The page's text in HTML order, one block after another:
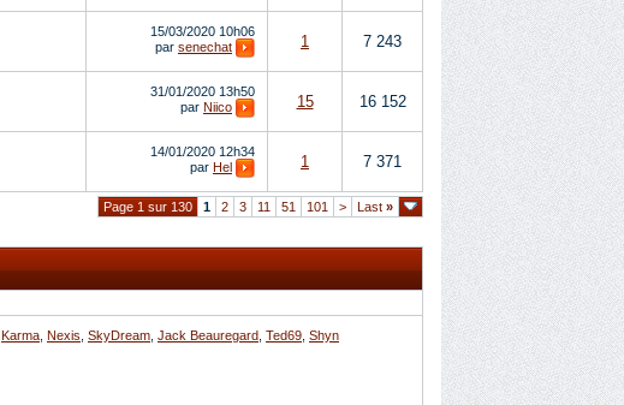
15/03/2020 10h06
par senechat 1 7 243
31/01/2020 13h50
par Niico 15 16 152
14/01/2020 12h34
par Hel 1 7 371
Page 1 sur 130 1 2 3 11 51 101 > Last »
Karma Nexis SkyDream Jack Beauregard Ted69 Shyn